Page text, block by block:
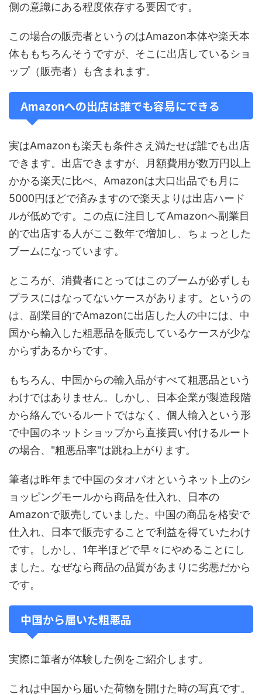
側の意識にある程度依存する要因です。
この場合の販売者というのはAmazon本体や楽天本
体ももちろんそうですが、そこに出店しているショ
ップ（販売者）も含まれます。
Amazonへの出店は誰でも容易にできる
実はAmazonも楽天も条件さえ満たせば誰でも出店
できます。出店できますが、月額費用が数万円以上
かかる楽天に比べ、Amazonは大口出品でも月に
5000円ほどで済みますので楽天よりは出店ハード
ルが低めです。この点に注目してAmazonへ副業目
的で出店する人がここ数年で増加し、ちょっとした
ブームになっています。
ところが、消費者にとってはこのブームが必ずしも
プラスにはなってないケースがあります。というの
は、副業目的でAmazonに出店した人の中には、中
国から輸入した粗悪品を販売しているケースが少な
からずあるからです。
もちろん、中国からの輸入品がすべて粗悪品という
わけではありません。しかし、日本企業が製造段階
から絡んでいるルートではなく、個人輸入という形
で中国のネットショップから直接買い付けるルート
の場合、"粗悪品率"は跳ね上がります。
筆者は昨年まで中国のタオバオというネット上のシ
ョッピングモールから商品を仕入れ、日本の
Amazonで販売していました。中国の商品を格安で
仕入れ、日本で販売することで利益を得ていたわけ
です。しかし、1年半ほどで早々にやめることにし
ました。なぜなら商品の品質があまりに劣悪だから
です。
中国から届いた粗悪品
実際に筆者が体験した例をご紹介します。
これは中国から届いた荷物を開けた時の写真です。